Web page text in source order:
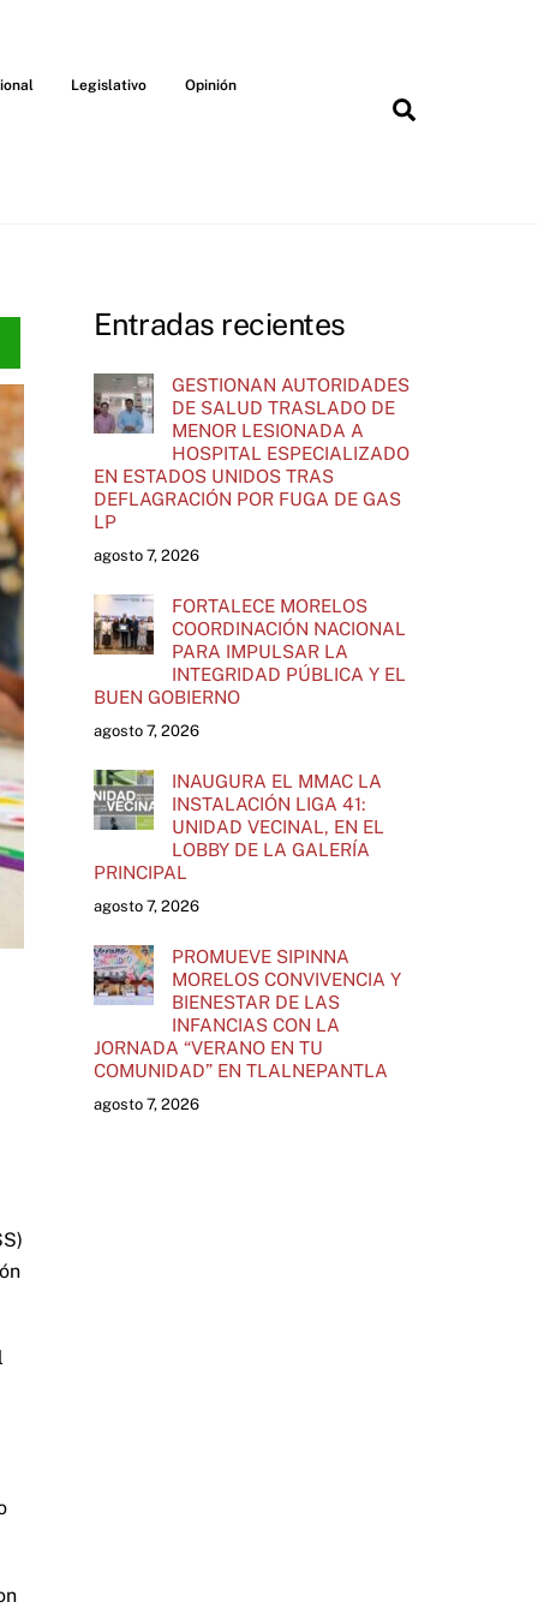
Legislativo Opinión
Entradas recientes
GESTIONAN AUTORIDADES
DE SALUD TRASLADO DE
MENOR LESIONADA A
HOSPITAL ESPECIALIZADO
EN ESTADOS UNIDOS TRAS
DEFLAGRACIÓN POR FUGA DE GAS
LP
agosto 7, 2026
FORTALECE MORELOS
COORDINACIÓN NACIONAL
PARA IMPULSAR LA
INTEGRIDAD PÚBLICA Y EL
BUEN GOBIERNO
agosto 7, 2026
INAUGURA EL MMAC LA
INSTALACIÓN LIGA 41:
UNIDAD VECINAL, EN EL
LOBBY DE LA GALERÍA
PRINCIPAL
agosto 7, 2026
PROMUEVE SIPINNA
MORELOS CONVIVENCIA Y
BIENESTAR DE LAS
INFANCIAS CON LA
JORNADA “VERANO EN TU
COMUNIDAD” EN TLALNEPANTLA
agosto 7, 2026